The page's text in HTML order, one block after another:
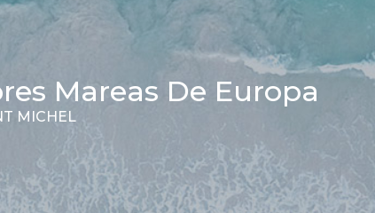
Mareas De Europa
MICHEL